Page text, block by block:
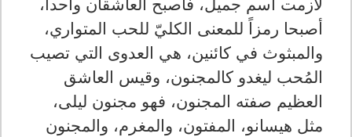
أصبحا رمزاً للمعنى الكليّ للحب المتواري،
والمبثوث في كائنين، هي العدوى التي تصيب
المُحب ليغدو كالمجنون، وقيس العاشق
العظيم صفته المجنون، فهو مجنون ليلى،
مثل هيسانو، المفتون، والمغرم، والمجنون